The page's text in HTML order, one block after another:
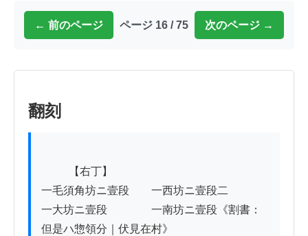
← 前のページ ページ 16 / 75 次のページ →
翻刻
一毛須角坊ニ壹段　　一西坊ニ壹段二
一大坊ニ壹段　　　　一南坊ニ壹段《割書：
但是ハ惣領分｜伏見在村》